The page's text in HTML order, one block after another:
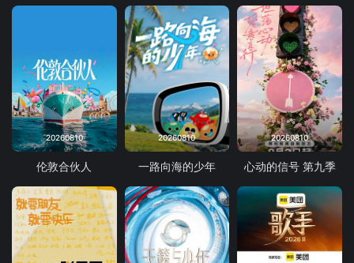
20260810
伦敦合伙人
20260810
一路向海的少年
20260810
心动的信号 第九季